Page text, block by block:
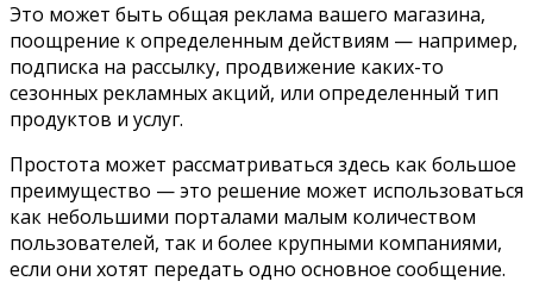
Это может быть общая реклама вашего магазина,
поощрение к определенным действиям — например,
подписка на рассылку, продвижение каких-то
сезонных рекламных акций, или определенный тип
продуктов и услуг.
Простота может рассматриваться здесь как большое
преимущество — это решение может использоваться
как небольшими порталами малым количеством
пользователей, так и более крупными компаниями,
если они хотят передать одно основное сообщение.